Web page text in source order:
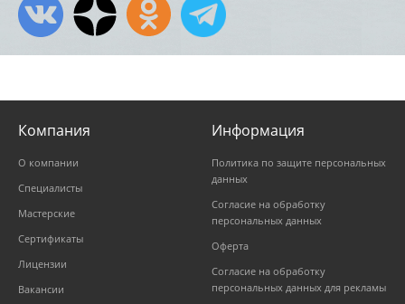
Компания
О компании
Специалисты
Мастерские
Сертификаты
Лицензии
Вакансии
Информация
Политика по защите персональных
данных
Согласие на обработку
персональных данных
Оферта
Согласие на обработку
персональных данных для рекламы